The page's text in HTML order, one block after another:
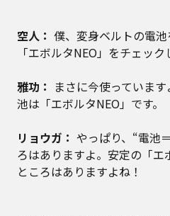
空人： 僕、変身ベルトの電
「エボルタNEO」をチェック
雅功： まさに今使っていま
池は「エボルタNEO」です。
リョウガ： やっぱり、“電池
ろはありますよ。安定の「エ
ところはありますよね！